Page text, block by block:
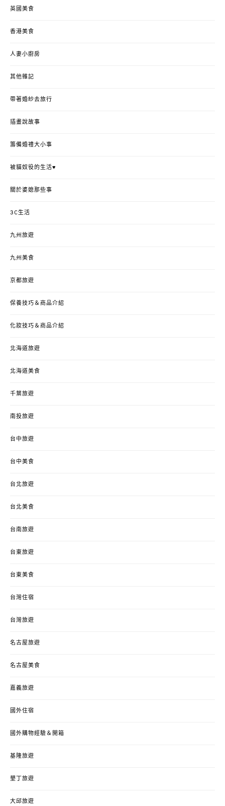
英國美食
香港美食
人妻小廚房
其他雜記
帶著婚紗去旅行
插畫說故事
籌備婚禮大小事
被貓奴役的生活♥
關於婆媳那些事
3C生活
九州旅遊
九州美食
京都旅遊
保養技巧＆商品介紹
化妝技巧＆商品介紹
北海道旅遊
北海道美食
千葉旅遊
南投旅遊
台中旅遊
台中美食
台北旅遊
台北美食
台南旅遊
台東旅遊
台東美食
台灣住宿
台灣旅遊
名古屋旅遊
名古屋美食
嘉義旅遊
國外住宿
國外購物經驗＆開箱
基隆旅遊
墾丁旅遊
大邱旅遊